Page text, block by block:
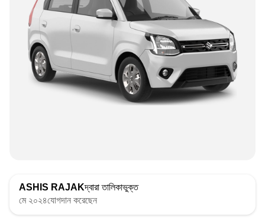
ASHIS RAJAKদ্বারা তালিকাভুক্ত
মে ২০২৪যোগদান করেছেন